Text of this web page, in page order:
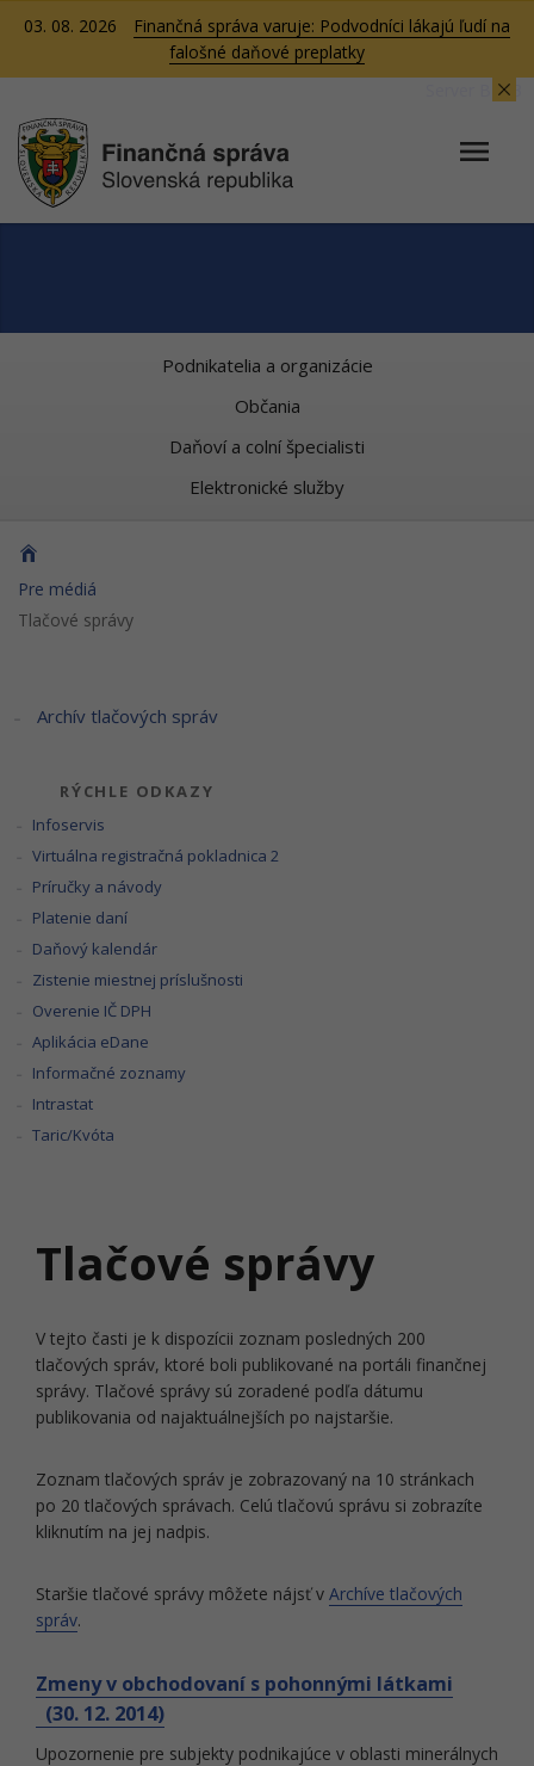
03. 08. 2026
Finančná správa varuje: Podvodníci lákajú ľudí na
falošné daňové preplatky
Server BB03
Podnikatelia a organizácie
Občania
Daňoví a colní špecialisti
Elektronické služby
Pre médiá
Tlačové správy
Archív tlačových správ
RÝCHLE ODKAZY
Infoservis
Virtuálna registračná pokladnica 2
Príručky a návody
Platenie daní
Daňový kalendár
Zistenie miestnej príslušnosti
Overenie IČ DPH
Aplikácia eDane
Informačné zoznamy
Intrastat
Taric/Kvóta
Tlačové správy
V tejto časti je k dispozícii zoznam posledných 200
tlačových správ, ktoré boli publikované na portáli finančnej
správy. Tlačové správy sú zoradené podľa dátumu
publikovania od najaktuálnejších po najstaršie.
Zoznam tlačových správ je zobrazovaný na 10 stránkach
po 20 tlačových správach. Celú tlačovú správu si zobrazíte
kliknutím na jej nadpis.
Staršie tlačové správy môžete nájsť v Archíve tlačových
správ.
Zmeny v obchodovaní s pohonnými látkami
(30. 12. 2014)
Upozornenie pre subjekty podnikajúce v oblasti minerálnych